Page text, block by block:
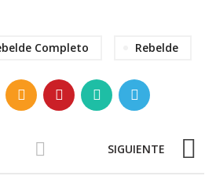
Completo Rebelde
SIGUIENTE